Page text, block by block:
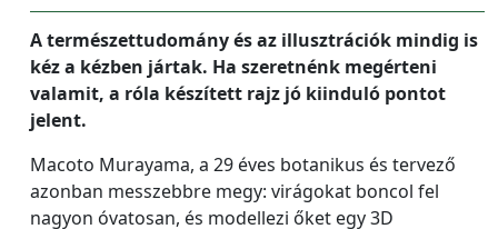
A természettudomány és az illusztrációk mindig is
kéz a kézben jártak. Ha szeretnénk megérteni
valamit, a róla készített rajz jó kiinduló pontot
jelent.
Macoto Murayama, a 29 éves botanikus és tervező
azonban messzebbre megy: virágokat boncol fel
nagyon óvatosan, és modellezi őket egy 3D